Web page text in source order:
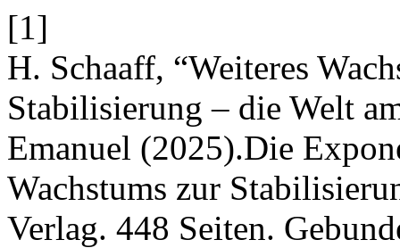
[1]
H. Schaaff, “Weiteres
Stabilisierung – die Welt
Emanuel (2025).Die
Wachstums zur
Verlag. 448 Seiten.